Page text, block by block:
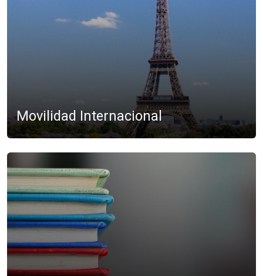
Movilidad Internacional